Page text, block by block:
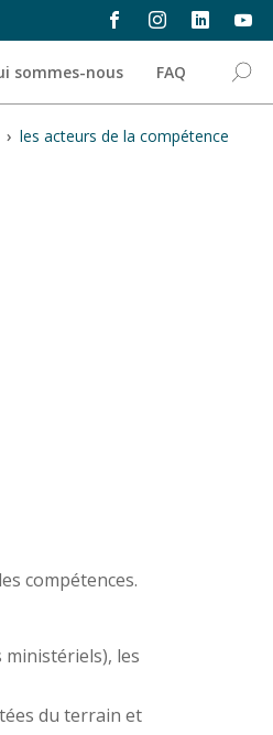
sommes-nous FAQ
› les acteurs de la compétence
compétences.
ministériels), les
du terrain et